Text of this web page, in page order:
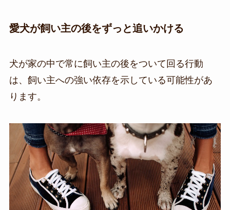
愛犬が飼い主の後をずっと追いかける
犬が家の中で常に飼い主の後をついて回る行動
は、飼い主への強い依存を示している可能性があ
ります。